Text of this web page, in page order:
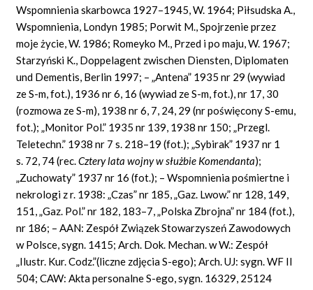
Wspomnienia skarbowca 1927–1945, W. 1964; Piłsudska A.,
Wspomnienia, Londyn 1985; Porwit M., Spojrzenie przez
moje życie, W. 1986; Romeyko M., Przed i po maju, W. 1967;
Starzyński K., Doppelagent zwischen Diensten, Diplomaten
und Dementis, Berlin 1997; – „Antena” 1935 nr 29 (wywiad
ze S-m, fot.), 1936 nr 6, 16 (wywiad ze S-m, fot.), nr 17, 30
(rozmowa ze S-m), 1938 nr 6, 7, 24, 29 (nr poświęcony S-emu,
fot.); „Monitor Pol.” 1935 nr 139, 1938 nr 150; „Przegl.
Teletechn.” 1938 nr 7 s. 218–19 (fot.); „Sybirak” 1937 nr 1
s. 72, 74 (rec.Cztery lata wojny w służbie Komendanta);
„Zuchowaty” 1937 nr 16 (fot.); – Wspomnienia pośmiertne i
nekrologi z r. 1938: „Czas” nr 185, „Gaz. Lwow.” nr 128, 149,
151, „Gaz. Pol.” nr 182, 183–7, „Polska Zbrojna” nr 184 (fot.),
nr 186; – AAN: Zespół Związek Stowarzyszeń Zawodowych
w Polsce, sygn. 1415; Arch. Dok. Mechan. w W.: Zespół
„Ilustr. Kur. Codz.”(liczne zdjęcia S-ego); Arch. UJ: sygn. WF II
504; CAW: Akta personalne S-ego, sygn. 16329, 25124